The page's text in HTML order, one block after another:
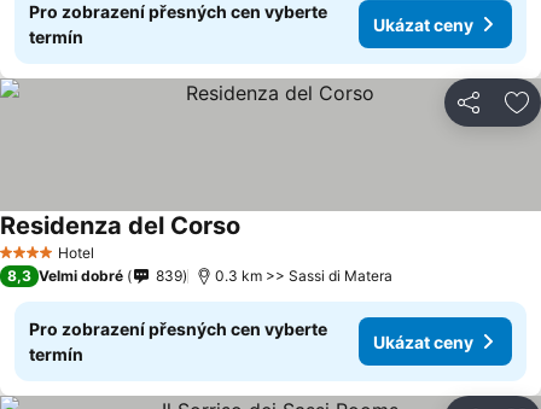
Pro zobrazení přesných cen vyberte
termín
Ukázat ceny
Sdílet
4 Počet hvězdiček
Hotel
Residenza del Corso
8,3 Velmi dobré 839 0.3 km >> Sassi di Matera
Pro zobrazení přesných cen vyberte
termín
Ukázat ceny